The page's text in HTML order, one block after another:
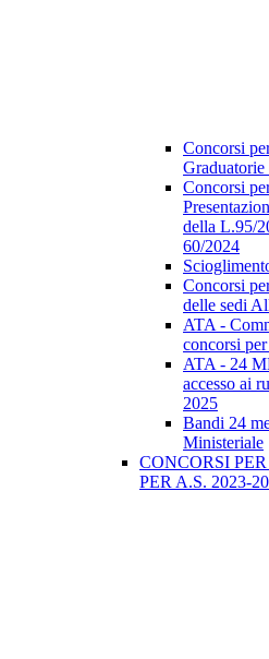
Concorsi
Concorsi
della L.95/
60/2024
Concorsi
delle sedi
ATA -
concorsi
ATA - 24
accesso ai
2025
Bandi 24
Ministeriale
CONCORSI
PER A.S. 2023-